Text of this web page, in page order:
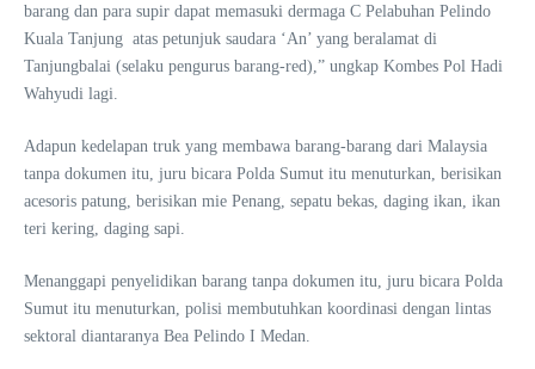
barang dan para supir dapat memasuki dermaga C Pelabuhan Pelindo
Kuala Tanjung atas petunjuk saudara ‘An’ yang beralamat di
Tanjungbalai (selaku pengurus barang-red),” ungkap Kombes Pol Hadi
Wahyudi lagi.
Adapun kedelapan truk yang membawa barang-barang dari Malaysia
tanpa dokumen itu, juru bicara Polda Sumut itu menuturkan, berisikan
acesoris patung, berisikan mie Penang, sepatu bekas, daging ikan, ikan
teri kering, daging sapi.
Menanggapi penyelidikan barang tanpa dokumen itu, juru bicara Polda
Sumut itu menuturkan, polisi membutuhkan koordinasi dengan lintas
sektoral diantaranya Bea Pelindo I Medan.